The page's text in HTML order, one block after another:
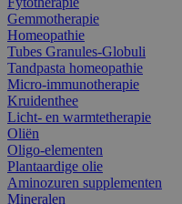
Gemmotherapie
Homeopathie
Tubes Granules-Globuli
Tandpasta homeopathie
Micro-immunotherapie
Kruidenthee
Licht- en warmtetherapie
Oliën
Oligo-elementen
Plantaardige olie
Aminozuren supplementen
Mineralen